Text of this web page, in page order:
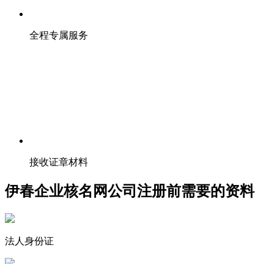
全程专属服务
接收证章材料
伊春企业核名网公司注册前需要的资料
法人身份证